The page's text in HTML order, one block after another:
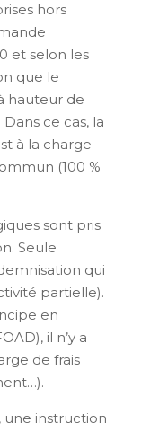
hors
et selon les
que le
hauteur de
ce cas, la
à la charge
(100 %
sont pris
Seule
qui
partielle).
en
il n’y a
de frais
une instruction